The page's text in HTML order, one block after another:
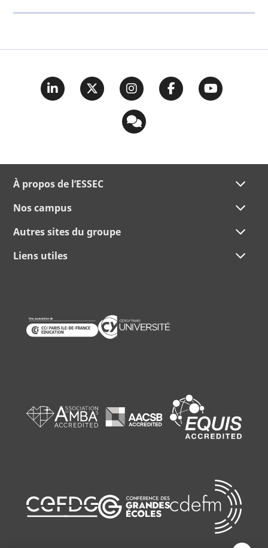
À propos de l’ESSEC
Nos campus
Autres sites du groupe
Liens utiles